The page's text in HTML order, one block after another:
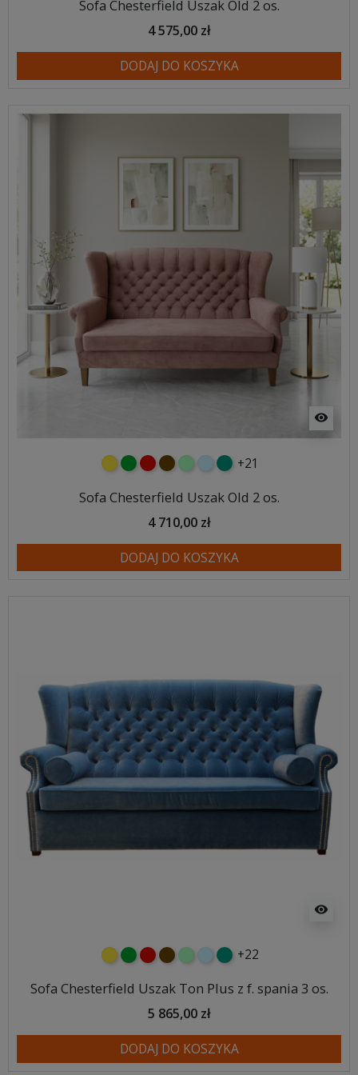
Sofa Chesterfield Uszak Old 2 os.
4 575,00 zł
DODAJ DO KOSZYKA
visibility
żółtyzielonyczerwony
czekoladowy
miętowybłękitny
turkusowy
+21
Sofa Chesterfield Uszak Old 2 os.
4 710,00 zł
DODAJ DO KOSZYKA
visibility
żółtyzielonyczerwony
czekoladowy
miętowybłękitny
turkusowy
+22
Sofa Chesterfield Uszak Ton Plus z f. spania 3 os.
5 865,00 zł
DODAJ DO KOSZYKA